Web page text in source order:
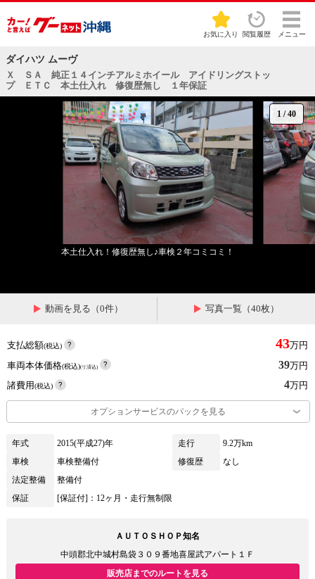
お気に入り 閲覧履歴 メニュー
ダイハツ ムーヴ
Ｘ ＳＡ 純正１４インチアルミホイール アイドリングストッ
プ ＥＴＣ 本土仕入れ 修復歴無し １年保証
1 /40
本土仕入れ！修復歴無し♪車検２年コミコミ！
動画を見る（0件） 写真一覧（40枚）
支払総額(税込) 43万円
車両本体価格(税込)(リ済込) 39万円
諸費用(税込) 4万円
オプションサービスのパックを見る
年式 2015(平成27)年 走行
9.2万km
車検
車検整備付 修復歴
なし
法定整備
整備付
保証
[保証付]：12ヶ月・走行無制限
ＡＵＴＯＳＨＯＰ知名
中頭郡北中城村島袋３０９番地喜屋武アパート１Ｆ
販売店までのルートを見る